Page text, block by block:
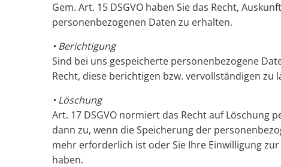
Gem. Art. 15 DSGVO haben Sie das Recht,
personenbezogenen Daten zu erhalten.
• Berichtigung
Sind bei uns gespeicherte personenbezogene
Recht, diese berichtigen bzw. vervollständigen zu
• Löschung
Art. 17 DSGVO normiert das Recht auf Löschung
dann zu, wenn die Speicherung der
mehr erforderlich ist oder Sie Ihre Einwilligung
haben.